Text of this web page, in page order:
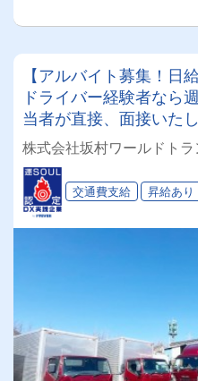
【アルバイト募集！日
ドライバー経験者なら
当者が直接、面接いた
追いかけている方や、
３・４tでの軽貨物・食
中！【シフトの希望も
ください！】
株式会社坂村ワールドト
交通費支給 昇給あり